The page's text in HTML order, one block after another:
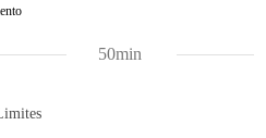
50min